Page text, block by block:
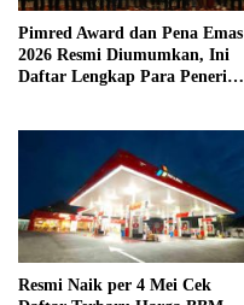
Pimred Award dan Pena Emas
2026 Resmi Diumumkan, Ini
Daftar Lengkap Para Penerima
Resmi Naik per 4 Mei Cek